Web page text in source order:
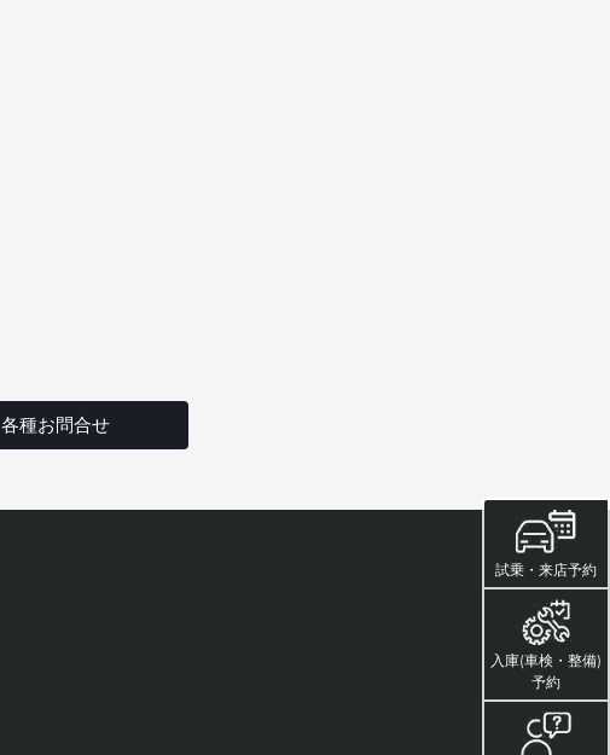
試乗・来店予約
入庫(車検・整備)
予約
各種お問合せ